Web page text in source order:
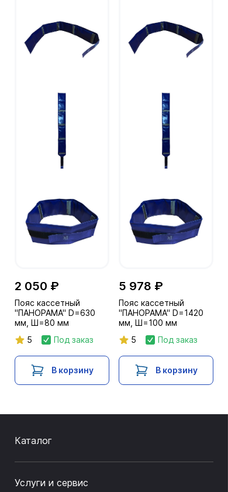
2 050 ₽
Пояс кассетный
"ПАНОРАМА" D=630
мм, Ш=80 мм
5
Под заказ
В корзину
5 978 ₽
Пояс кассетный
"ПАНОРАМА" D=1420
мм, Ш=100 мм
5
Под заказ
В корзину
Каталог
Услуги и сервис